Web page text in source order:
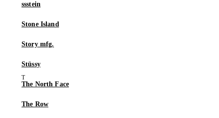
ssstein
Stone Island
Story mfg.
Stüssy
The North Face
The Row